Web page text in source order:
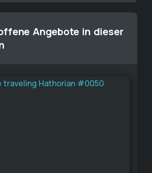
Angebote in dieser